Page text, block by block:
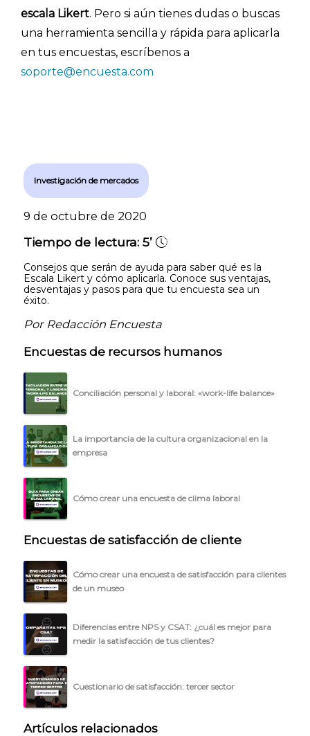
escala Likert. Pero si aún tienes dudas o buscas
una herramienta sencilla y rápida para aplicarla
en tus encuestas, escríbenos a
soporte@encuesta.com
Investigación de mercados
9 de octubre de 2020
Tiempo de lectura: 5’
Consejos que serán de ayuda para saber qué es la
Escala Likert y cómo aplicarla. Conoce sus ventajas,
desventajas y pasos para que tu encuesta sea un
éxito.
Por Redacción Encuesta
Encuestas de recursos humanos
Conciliación personal y laboral: «work-life balance»
La importancia de la cultura organizacional en la
empresa
Cómo crear una encuesta de clima laboral
Encuestas de satisfacción de cliente
Cómo crear una encuesta de satisfacción para clientes
de un museo
Diferencias entre NPS y CSAT: ¿cuál es mejor para
medir la satisfacción de tus clientes?
Cuestionario de satisfacción: tercer sector
Artículos relacionados